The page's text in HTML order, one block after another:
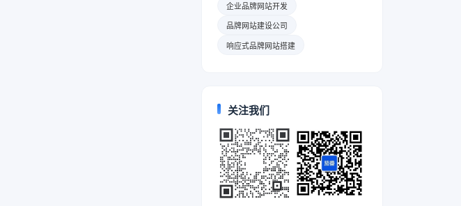
企业品牌网站开发
品牌网站建设公司
响应式品牌网站搭建
关注我们